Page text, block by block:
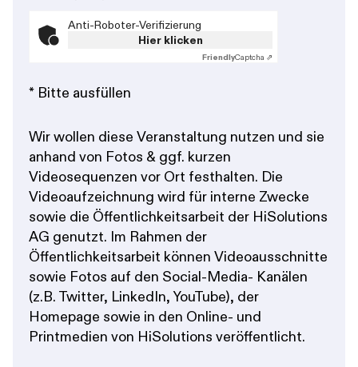
Anti-Roboter-Verifizierung
Hier klicken
FriendlyCaptcha ⇗
* Bitte ausfüllen
Wir wollen diese Veranstaltung nutzen und sie
anhand von Fotos & ggf. kurzen
Videosequenzen vor Ort festhalten. Die
Videoaufzeichnung wird für interne Zwecke
sowie die Öffentlichkeitsarbeit der HiSolutions
AG genutzt. Im Rahmen der
Öffentlichkeitsarbeit können Videoausschnitte
sowie Fotos auf den Social-Media- Kanälen
(z.B. Twitter, LinkedIn, YouTube), der
Homepage sowie in den Online- und
Printmedien von HiSolutions veröffentlicht.